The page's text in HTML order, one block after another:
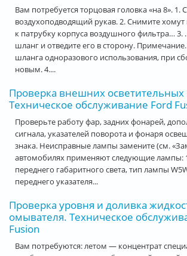
Вам потребуется торцовая головка «на 8». 1.
воздухоподводящий рукав. 2. Снимите
к патрубку корпуса воздушного фильтра… 3.
шланг и отведите его в сторону.
шланга одноразового использования, при
новым. 4....
Проверка внешних
Техническое обслуживание Ford
Проверьте работу фар, задних фонарей,
сигнала, указателей поворота и фонаря
знака. Неисправные лампы замените (см.
автомобилях применяют следующие лампы:
переднего габаритного света, тип лампы
переднего указателя...
Проверка уровня и доливка
омывателя. Техническое
Fusion
Вам потребуются: летом — концентрат